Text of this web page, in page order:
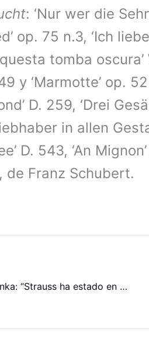
: ‘Nur wer die
op. 75 n.3, ‘Ich
tomba oscura’
y ‘Marmotte’ op.
D. 259, ‘Drei
in allen
D. 543, ‘An
de Franz Schubert.
Adrianne Pieczonka: “Strauss ha estado en mi vida artística desde el principio”